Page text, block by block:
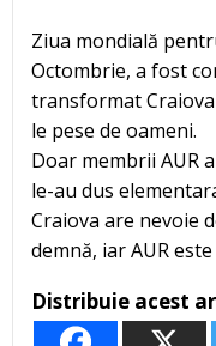
Ziua mondială
Octombrie, a fost
transformat
le pese de oameni.
Doar membrii AUR
le-au dus
Craiova are nevoie
demnă, iar AUR
Distribuie acest